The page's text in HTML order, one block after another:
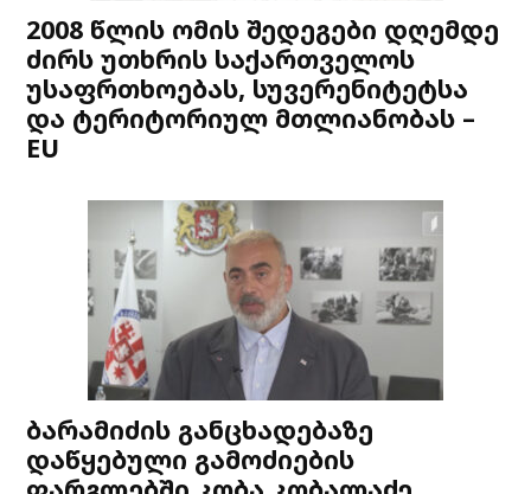
2008 წლის ომის შედეგები დღემდე
ძირს უთხრის საქართველოს
უსაფრთხოებას, სუვერენიტეტსა
და ტერიტორიულ მთლიანობას –
EU
ბარამიძის განცხადებაზე
დაწყებული გამოძიების